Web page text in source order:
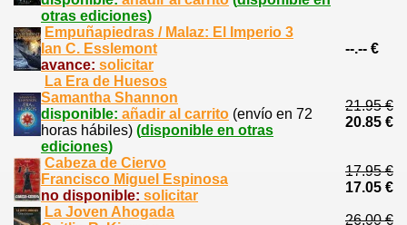
otras ediciones)
Empuñapiedras / Malaz: El Imperio 3
Ian C. Esslemont
avance: solicitar
--.-- €
La Era de Huesos
Samantha Shannon
disponible: añadir al carrito (envío en 72
horas hábiles) (disponible en otras
ediciones)
21.95 €
20.85 €
Cabeza de Ciervo
Francisco Miguel Espinosa
no disponible: solicitar
17.95 €
17.05 €
La Joven Ahogada
26.00 €